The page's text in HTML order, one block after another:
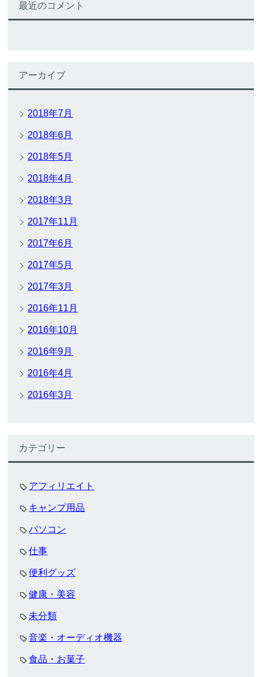
最近のコメント
アーカイブ
2018年7月
2018年6月
2018年5月
2018年4月
2018年3月
2017年11月
2017年6月
2017年5月
2017年3月
2016年11月
2016年10月
2016年9月
2016年4月
2016年3月
カテゴリー
アフィリエイト
キャンプ用品
パソコン
仕事
便利グッズ
健康・美容
未分類
音楽・オーディオ機器
食品・お菓子